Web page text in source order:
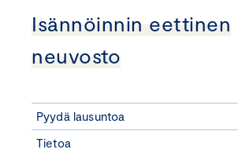
Isännöinnin eettinen
neuvosto
Pyydä lausuntoa
Tietoa